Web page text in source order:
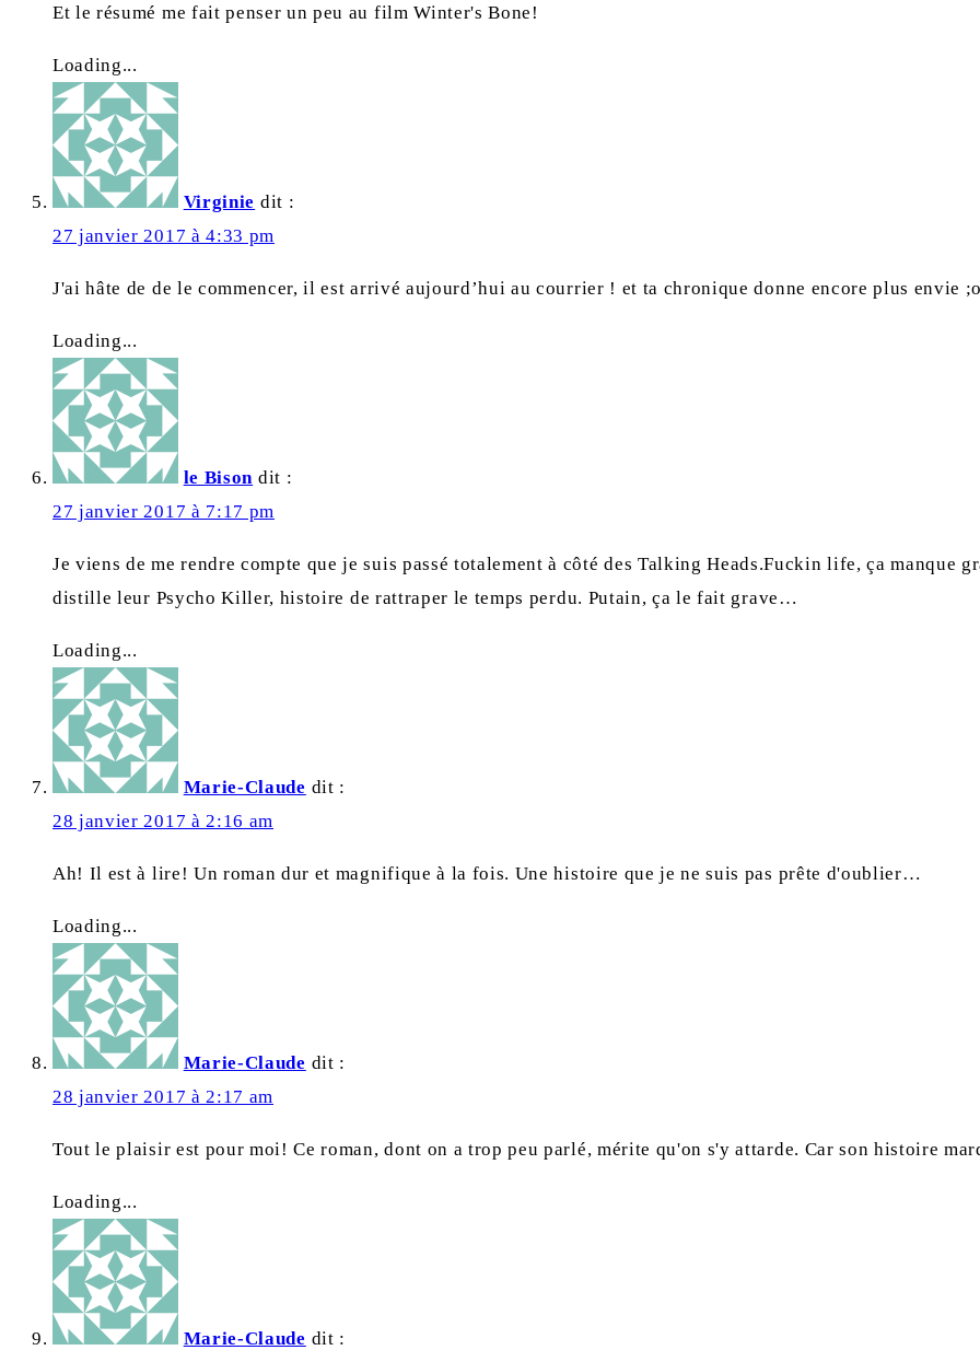
Et le résumé me fait penser un peu au film Winter's Bone!
Loading...
Virginie dit :
27 janvier 2017 à 4:33 pm
J'ai hâte de de le commencer, il est arrivé aujourd’hui au courrier ! et ta chronique donne encore plus envie
Loading...
le Bison dit :
27 janvier 2017 à 7:17 pm
Je viens de me rendre compte que je suis passé totalement à côté des Talking Heads.Fuckin life, ça
distille leur Psycho Killer, histoire de rattraper le temps perdu. Putain, ça le fait grave…
Loading...
Marie-Claude dit :
28 janvier 2017 à 2:16 am
Ah! Il est à lire! Un roman dur et magnifique à la fois. Une histoire que je ne suis pas prête d'oublier…
Loading...
Marie-Claude dit :
28 janvier 2017 à 2:17 am
Tout le plaisir est pour moi! Ce roman, dont on a trop peu parlé, mérite qu'on s'y attarde. Car son histoire
Loading...
Marie-Claude dit :